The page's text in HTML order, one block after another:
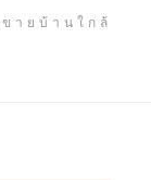
ายบ้านใกล้